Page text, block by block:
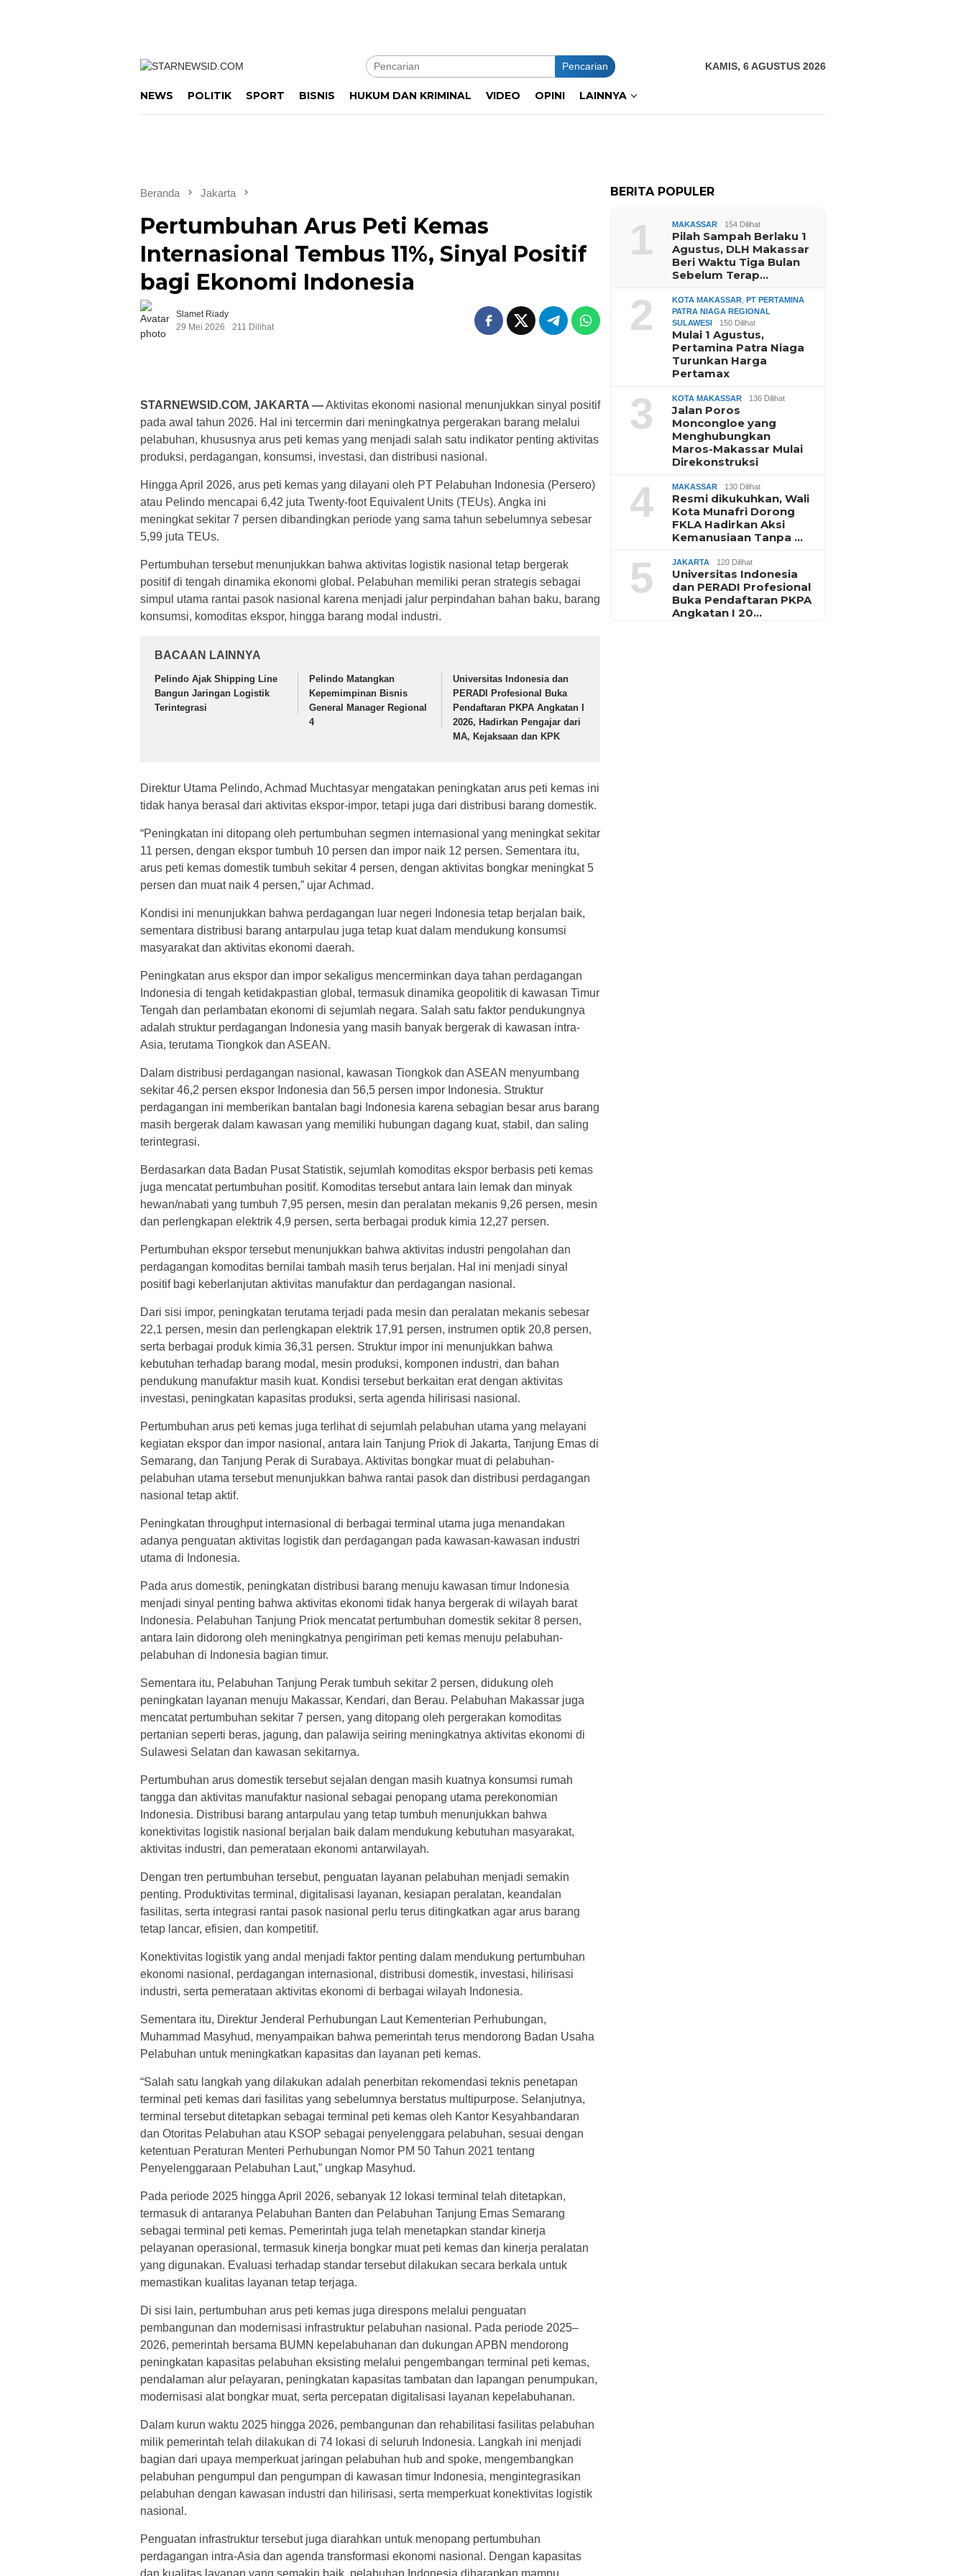
Pencarian KAMIS, 6 AGUSTUS 2026
NEWS POLITIK SPORT BISNIS HUKUM DAN KRIMINAL VIDEO OPINI LAINNYA
Beranda Jakarta
Pertumbuhan Arus Peti Kemas
Internasional Tembus 11%, Sinyal Positif
bagi Ekonomi Indonesia
Slamet Riady
29 Mei 2026
211 Dilihat
STARNEWSID.COM, JAKARTA —Aktivitas ekonomi nasional menunjukkan sinyal positif
pada awal tahun 2026. Hal ini tercermin dari meningkatnya pergerakan barang melalui
pelabuhan, khususnya arus peti kemas yang menjadi salah satu indikator penting aktivitas
produksi, perdagangan, konsumsi, investasi, dan distribusi nasional.
Hingga April 2026, arus peti kemas yang dilayani oleh PT Pelabuhan Indonesia (Persero)
atau Pelindo mencapai 6,42 juta Twenty-foot Equivalent Units (TEUs). Angka ini
meningkat sekitar 7 persen dibandingkan periode yang sama tahun sebelumnya sebesar
5,99 juta TEUs.
Pertumbuhan tersebut menunjukkan bahwa aktivitas logistik nasional tetap bergerak
positif di tengah dinamika ekonomi global. Pelabuhan memiliki peran strategis sebagai
simpul utama rantai pasok nasional karena menjadi jalur perpindahan bahan baku, barang
konsumsi, komoditas ekspor, hingga barang modal industri.
BACAAN LAINNYA
Pelindo Ajak Shipping Line
Bangun Jaringan Logistik
Terintegrasi
Pelindo Matangkan
Kepemimpinan Bisnis
General Manager Regional
4
Universitas Indonesia dan
PERADI Profesional Buka
Pendaftaran PKPA Angkatan I
2026, Hadirkan Pengajar dari
MA, Kejaksaan dan KPK
Direktur Utama Pelindo, Achmad Muchtasyar mengatakan peningkatan arus peti kemas ini
tidak hanya berasal dari aktivitas ekspor-impor, tetapi juga dari distribusi barang domestik.
“Peningkatan ini ditopang oleh pertumbuhan segmen internasional yang meningkat sekitar
11 persen, dengan ekspor tumbuh 10 persen dan impor naik 12 persen. Sementara itu,
arus peti kemas domestik tumbuh sekitar 4 persen, dengan aktivitas bongkar meningkat 5
persen dan muat naik 4 persen,” ujar Achmad.
Kondisi ini menunjukkan bahwa perdagangan luar negeri Indonesia tetap berjalan baik,
sementara distribusi barang antarpulau juga tetap kuat dalam mendukung konsumsi
masyarakat dan aktivitas ekonomi daerah.
Peningkatan arus ekspor dan impor sekaligus mencerminkan daya tahan perdagangan
Indonesia di tengah ketidakpastian global, termasuk dinamika geopolitik di kawasan Timur
Tengah dan perlambatan ekonomi di sejumlah negara. Salah satu faktor pendukungnya
adalah struktur perdagangan Indonesia yang masih banyak bergerak di kawasan intra-
Asia, terutama Tiongkok dan ASEAN.
Dalam distribusi perdagangan nasional, kawasan Tiongkok dan ASEAN menyumbang
sekitar 46,2 persen ekspor Indonesia dan 56,5 persen impor Indonesia. Struktur
perdagangan ini memberikan bantalan bagi Indonesia karena sebagian besar arus barang
masih bergerak dalam kawasan yang memiliki hubungan dagang kuat, stabil, dan saling
terintegrasi.
Berdasarkan data Badan Pusat Statistik, sejumlah komoditas ekspor berbasis peti kemas
juga mencatat pertumbuhan positif. Komoditas tersebut antara lain lemak dan minyak
hewan/nabati yang tumbuh 7,95 persen, mesin dan peralatan mekanis 9,26 persen, mesin
dan perlengkapan elektrik 4,9 persen, serta berbagai produk kimia 12,27 persen.
Pertumbuhan ekspor tersebut menunjukkan bahwa aktivitas industri pengolahan dan
perdagangan komoditas bernilai tambah masih terus berjalan. Hal ini menjadi sinyal
positif bagi keberlanjutan aktivitas manufaktur dan perdagangan nasional.
Dari sisi impor, peningkatan terutama terjadi pada mesin dan peralatan mekanis sebesar
22,1 persen, mesin dan perlengkapan elektrik 17,91 persen, instrumen optik 20,8 persen,
serta berbagai produk kimia 36,31 persen. Struktur impor ini menunjukkan bahwa
kebutuhan terhadap barang modal, mesin produksi, komponen industri, dan bahan
pendukung manufaktur masih kuat. Kondisi tersebut berkaitan erat dengan aktivitas
investasi, peningkatan kapasitas produksi, serta agenda hilirisasi nasional.
Pertumbuhan arus peti kemas juga terlihat di sejumlah pelabuhan utama yang melayani
kegiatan ekspor dan impor nasional, antara lain Tanjung Priok di Jakarta, Tanjung Emas di
Semarang, dan Tanjung Perak di Surabaya. Aktivitas bongkar muat di pelabuhan-
pelabuhan utama tersebut menunjukkan bahwa rantai pasok dan distribusi perdagangan
nasional tetap aktif.
Peningkatan throughput internasional di berbagai terminal utama juga menandakan
adanya penguatan aktivitas logistik dan perdagangan pada kawasan-kawasan industri
utama di Indonesia.
Pada arus domestik, peningkatan distribusi barang menuju kawasan timur Indonesia
menjadi sinyal penting bahwa aktivitas ekonomi tidak hanya bergerak di wilayah barat
Indonesia. Pelabuhan Tanjung Priok mencatat pertumbuhan domestik sekitar 8 persen,
antara lain didorong oleh meningkatnya pengiriman peti kemas menuju pelabuhan-
pelabuhan di Indonesia bagian timur.
Sementara itu, Pelabuhan Tanjung Perak tumbuh sekitar 2 persen, didukung oleh
peningkatan layanan menuju Makassar, Kendari, dan Berau. Pelabuhan Makassar juga
mencatat pertumbuhan sekitar 7 persen, yang ditopang oleh pergerakan komoditas
pertanian seperti beras, jagung, dan palawija seiring meningkatnya aktivitas ekonomi di
Sulawesi Selatan dan kawasan sekitarnya.
Pertumbuhan arus domestik tersebut sejalan dengan masih kuatnya konsumsi rumah
tangga dan aktivitas manufaktur nasional sebagai penopang utama perekonomian
Indonesia. Distribusi barang antarpulau yang tetap tumbuh menunjukkan bahwa
konektivitas logistik nasional berjalan baik dalam mendukung kebutuhan masyarakat,
aktivitas industri, dan pemerataan ekonomi antarwilayah.
Dengan tren pertumbuhan tersebut, penguatan layanan pelabuhan menjadi semakin
penting. Produktivitas terminal, digitalisasi layanan, kesiapan peralatan, keandalan
fasilitas, serta integrasi rantai pasok nasional perlu terus ditingkatkan agar arus barang
tetap lancar, efisien, dan kompetitif.
Konektivitas logistik yang andal menjadi faktor penting dalam mendukung pertumbuhan
ekonomi nasional, perdagangan internasional, distribusi domestik, investasi, hilirisasi
industri, serta pemerataan aktivitas ekonomi di berbagai wilayah Indonesia.
Sementara itu, Direktur Jenderal Perhubungan Laut Kementerian Perhubungan,
Muhammad Masyhud, menyampaikan bahwa pemerintah terus mendorong Badan Usaha
Pelabuhan untuk meningkatkan kapasitas dan layanan peti kemas.
“Salah satu langkah yang dilakukan adalah penerbitan rekomendasi teknis penetapan
terminal peti kemas dari fasilitas yang sebelumnya berstatus multipurpose. Selanjutnya,
terminal tersebut ditetapkan sebagai terminal peti kemas oleh Kantor Kesyahbandaran
dan Otoritas Pelabuhan atau KSOP sebagai penyelenggara pelabuhan, sesuai dengan
ketentuan Peraturan Menteri Perhubungan Nomor PM 50 Tahun 2021 tentang
Penyelenggaraan Pelabuhan Laut,” ungkap Masyhud.
Pada periode 2025 hingga April 2026, sebanyak 12 lokasi terminal telah ditetapkan,
termasuk di antaranya Pelabuhan Banten dan Pelabuhan Tanjung Emas Semarang
sebagai terminal peti kemas. Pemerintah juga telah menetapkan standar kinerja
pelayanan operasional, termasuk kinerja bongkar muat peti kemas dan kinerja peralatan
yang digunakan. Evaluasi terhadap standar tersebut dilakukan secara berkala untuk
memastikan kualitas layanan tetap terjaga.
Di sisi lain, pertumbuhan arus peti kemas juga direspons melalui penguatan
pembangunan dan modernisasi infrastruktur pelabuhan nasional. Pada periode 2025–
2026, pemerintah bersama BUMN kepelabuhanan dan dukungan APBN mendorong
peningkatan kapasitas pelabuhan eksisting melalui pengembangan terminal peti kemas,
pendalaman alur pelayaran, peningkatan kapasitas tambatan dan lapangan penumpukan,
modernisasi alat bongkar muat, serta percepatan digitalisasi layanan kepelabuhanan.
Dalam kurun waktu 2025 hingga 2026, pembangunan dan rehabilitasi fasilitas pelabuhan
milik pemerintah telah dilakukan di 74 lokasi di seluruh Indonesia. Langkah ini menjadi
bagian dari upaya memperkuat jaringan pelabuhan hub and spoke, mengembangkan
pelabuhan pengumpul dan pengumpan di kawasan timur Indonesia, mengintegrasikan
pelabuhan dengan kawasan industri dan hilirisasi, serta memperkuat konektivitas logistik
nasional.
Penguatan infrastruktur tersebut juga diarahkan untuk menopang pertumbuhan
perdagangan intra-Asia dan agenda transformasi ekonomi nasional. Dengan kapasitas
dan kualitas layanan yang semakin baik, pelabuhan Indonesia diharapkan mampu
BERITA POPULER
1 MAKASSAR 154 Dilihat
Pilah Sampah Berlaku 1
Agustus, DLH Makassar
Beri Waktu Tiga Bulan
Sebelum Terap…
2 KOTA MAKASSAR ,PT PERTAMINA
PATRA NIAGA REGIONAL
SULAWESI
150 Dilihat
Mulai 1 Agustus,
Pertamina Patra Niaga
Turunkan Harga
Pertamax
3 KOTA MAKASSAR 136 Dilihat
Jalan Poros
Moncongloe yang
Menghubungkan
Maros-Makassar Mulai
Direkonstruksi
4 MAKASSAR 130 Dilihat
Resmi dikukuhkan, Wali
Kota Munafri Dorong
FKLA Hadirkan Aksi
Kemanusiaan Tanpa …
5 JAKARTA 120 Dilihat
Universitas Indonesia
dan PERADI Profesional
Buka Pendaftaran PKPA
Angkatan I 20…